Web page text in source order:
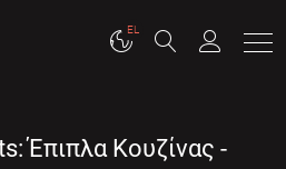
EL
Έπιπλα Κουζίνας -